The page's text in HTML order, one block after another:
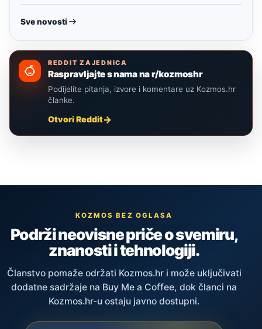
Sve novosti
REDDIT ZAJEDNICA
Raspravljajte s nama na r/kozmoshr
Podijelite pitanja, izvore i komentare uz Kozmos.hr
članke.
Otvori Reddit
KOZMOS BEZ OGLASA
Podrži neovisne priče o svemiru,
znanosti i tehnologiji.
Članstvo pomaže održati Kozmos.hr i može uključivati
dodatne sadržaje na Buy Me a Coffee, dok članci na
Kozmos.hr-u ostaju javno dostupni.